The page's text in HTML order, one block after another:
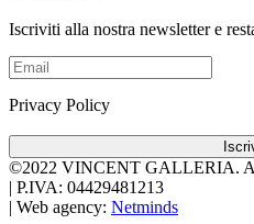
Iscriviti alla nostra newsletter e
Privacy Policy
©2022 VINCENT GALLERIA.
P.IVA: 04429481213
Web agency: Netminds